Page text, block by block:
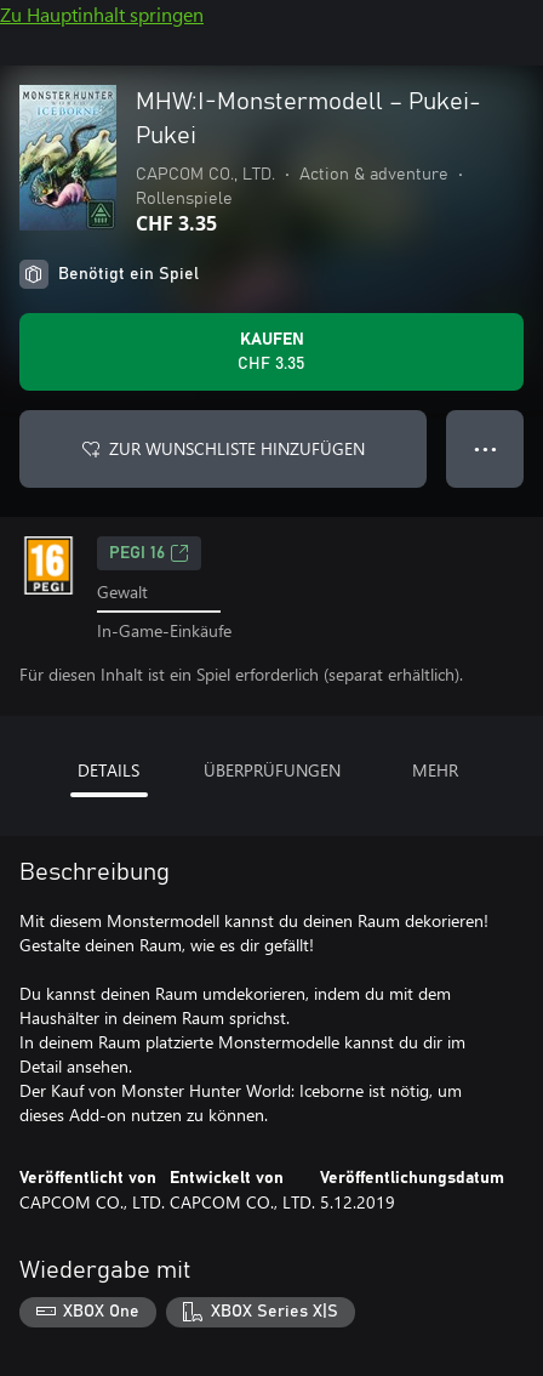
Zu Hauptinhalt springen
MHW:I-Monstermodell – Pukei-
Pukei
CAPCOM CO., LTD. • Action & adventure
•
Rollenspiele
CHF 3.35
Benötigt ein Spiel
KAUFEN
CHF 3.35
ZUR WUNSCHLISTE HINZUFÜGEN ● ● ●
PEGI 16
Gewalt
In-Game-Einkäufe
Für diesen Inhalt ist ein Spiel erforderlich (separat erhältlich).
DETAILS ÜBERPRÜFUNGEN MEHR
Beschreibung
Mit diesem Monstermodell kannst du deinen Raum dekorieren!
Gestalte deinen Raum, wie es dir gefällt!
Du kannst deinen Raum umdekorieren, indem du mit dem
Haushälter in deinem Raum sprichst.
In deinem Raum platzierte Monstermodelle kannst du dir im
Detail ansehen.
Der Kauf von Monster Hunter World: Iceborne ist nötig, um
dieses Add-on nutzen zu können.
Veröffentlicht von
CAPCOM CO., LTD.
Entwickelt von
CAPCOM CO., LTD.
Veröffentlichungsdatum
5.12.2019
Wiedergabe mit
XBOX One XBOX Series X|S